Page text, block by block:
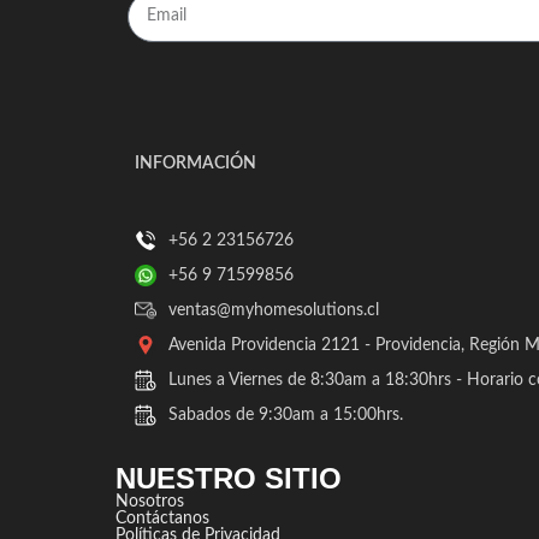
INFORMACIÓN
+56 2 23156726
+56 9 71599856
ventas@myhomesolutions.cl
Avenida Providencia 2121 - Providencia, Región
Lunes a Viernes de 8:30am a 18:30hrs - Horario
Sabados de 9:30am a 15:00hrs.
NUESTRO SITIO
Nosotros
Contáctanos
Políticas de Privacidad